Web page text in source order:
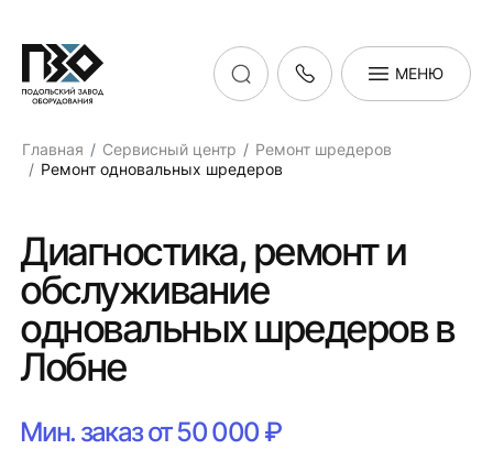
МЕНЮ
Главная Сервисный центр
Ремонт шредеров
Ремонт одновальных шредеров
Диагностика, ремонт и
обслуживание
одновальных шредеров в
Лобне
Мин. заказ от 50 000 ₽